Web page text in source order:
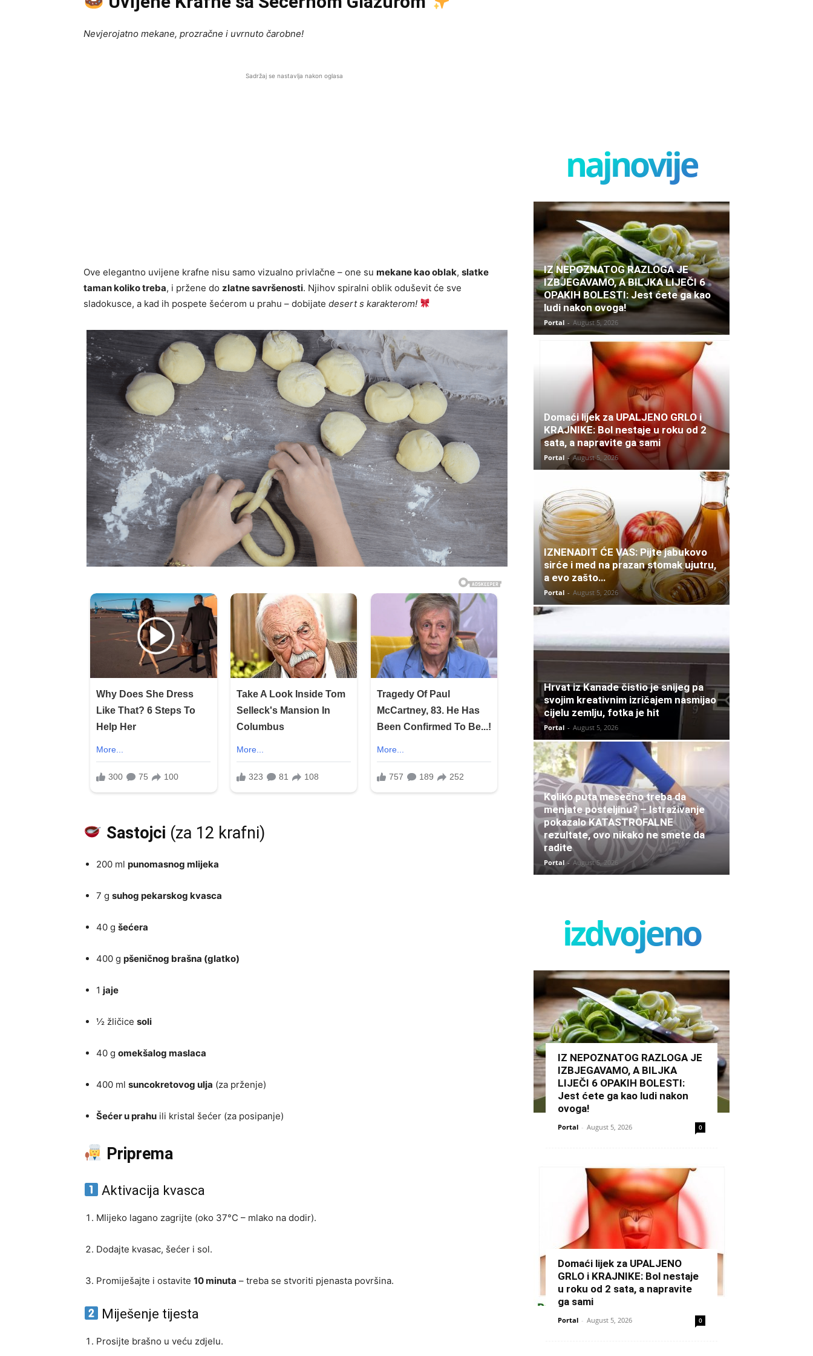
Nevjerojatno mekane, prozračne i uvrnuto čarobne!
Sadržaj se nastavlja nakon oglasa
Ove elegantno uvijene krafne nisu samo vizualno privlačne – one su mekane kao oblak, slatke
taman koliko treba, i pržene do zlatne savršenosti. Njihov spiralni oblik oduševit će sve
sladokusce, a kad ih pospete šećerom u prahu – dobijate desert s karakterom!
Sastojci (za 12 krafni)
200 ml punomasnog mlijeka
7 g suhog pekarskog kvasca
40 g šećera
400 g pšeničnog brašna (glatko)
1 jaje
½ žličice soli
40 g omekšalog maslaca
400 ml suncokretovog ulja (za prženje)
Šećer u prahu ili kristal šećer (za posipanje)
Priprema
Aktivacija kvasca
Mlijeko lagano zagrijte (oko 37°C – mlako na dodir).
Dodajte kvasac, šećer i sol.
Promiješajte i ostavite 10 minuta – treba se stvoriti pjenasta površina.
Miješenje tijesta
Prosijte brašno u veću zdjelu.
najnovije
IZ NEPOZNATOG RAZLOGA JE
IZBJEGAVAMO, A BILJKA LIJEČI 6
OPAKIH BOLESTI: Jest ćete ga kao
ludi nakon ovoga!
Portal - August 5, 2026
Domaći lijek za UPALJENO GRLO i
KRAJNIKE: Bol nestaje u roku od 2
sata, a napravite ga sami
Portal - August 5, 2026
IZNENADIT ĆE VAS: Pijte jabukovo
sirće i med na prazan stomak ujutru,
a evo zašto…
Portal - August 5, 2026
Hrvat iz Kanade čistio je snijeg pa
svojim kreativnim izričajem nasmijao
cijelu zemlju, fotka je hit
Portal - August 5, 2026
Koliko puta mesečno treba da
menjate posteljinu? – Istraživanje
pokazalo KATASTROFALNE
rezultate, ovo nikako ne smete da
radite
Portal - August 5, 2026
izdvojeno
IZ NEPOZNATOG RAZLOGA JE
IZBJEGAVAMO, A BILJKA
LIJEČI 6 OPAKIH BOLESTI:
Jest ćete ga kao ludi nakon
ovoga!
Portal - August 5, 2026 0
Domaći lijek za UPALJENO
GRLO i KRAJNIKE: Bol nestaje
u roku od 2 sata, a napravite
ga sami
Portal - August 5, 2026 0